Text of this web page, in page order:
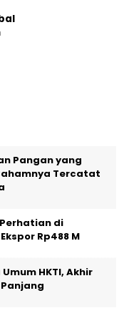
Pangan yang
Tercatat
di
Rp488 M
HKTI, Akhir